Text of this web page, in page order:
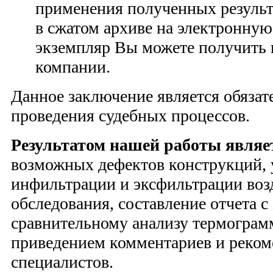
применения полученных
в сжатом архиве на
экземпляр Вы можете
компании.
Данное заключение является
проведения судебных процессов.
Результатом нашей работы
возможных дефектов конструкций,
инфильтрации и эксфильтрации
обследования, составление отчета
сравнительному анализу
приведением комментариев и
специалистов.